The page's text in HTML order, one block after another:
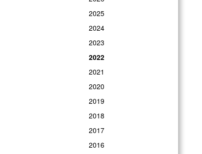
2025
2024
2023
2022
2021
2020
2019
2018
2017
2016